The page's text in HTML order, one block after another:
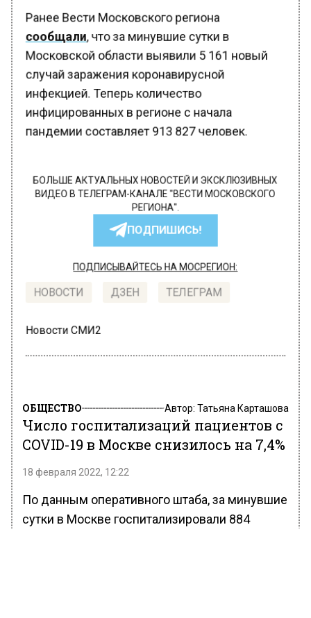
Ранее Вести Московского региона
сообщали, что за минувшие сутки в
Московской области выявили 5 161 новый
случай заражения коронавирусной
инфекцией. Теперь количество
инфицированных в регионе с начала
пандемии составляет 913 827 человек.
БОЛЬШЕ АКТУАЛЬНЫХ НОВОСТЕЙ И ЭКСКЛЮЗИВНЫХ
ВИДЕО В ТЕЛЕГРАМ-КАНАЛЕ "ВЕСТИ МОСКОВСКОГО
РЕГИОНА".
ПОДПИШИСЬ!
ПОДПИСЫВАЙТЕСЬ НА МОСРЕГИОН:
НОВОСТИ ДЗЕН ТЕЛЕГРАМ
Новости СМИ2
ОБЩЕСТВО Автор: Татьяна Карташова
Число госпитализаций пациентов с
COVID-19 в Москве снизилось на 7,4%
18 февраля 2022, 12:22
По данным оперативного штаба, за минувшие
сутки в Москве госпитализировали 884